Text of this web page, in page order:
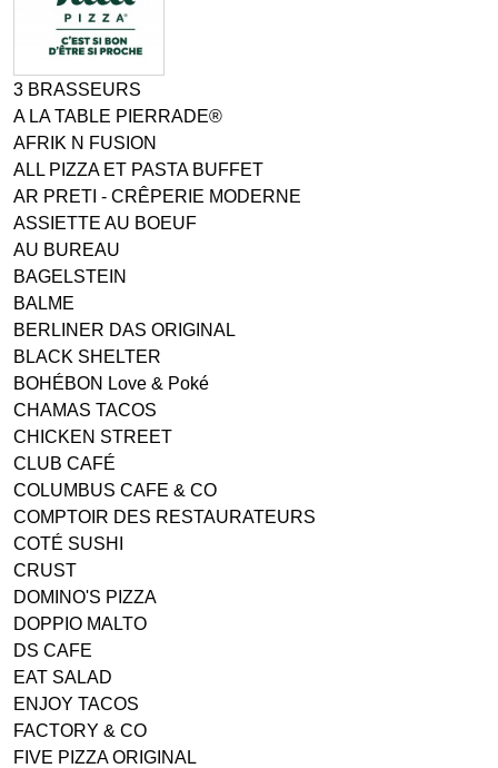
3 BRASSEURS
A LA TABLE PIERRADE®
AFRIK N FUSION
ALL PIZZA ET PASTA BUFFET
AR PRETI - CRÊPERIE MODERNE
ASSIETTE AU BOEUF
AU BUREAU
BAGELSTEIN
BALME
BERLINER DAS ORIGINAL
BLACK SHELTER
BOHÉBON Love & Poké
CHAMAS TACOS
CHICKEN STREET
CLUB CAFÉ
COLUMBUS CAFE & CO
COMPTOIR DES RESTAURATEURS
COTÉ SUSHI
CRUST
DOMINO'S PIZZA
DOPPIO MALTO
DS CAFE
EAT SALAD
ENJOY TACOS
FACTORY & CO
FIVE PIZZA ORIGINAL